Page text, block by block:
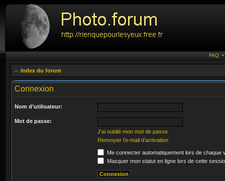
FAQ
Index du forum
Connexion
Nom d’utilisateur:
Mot de passe:
J’ai oublié mon mot de passe
Renvoyer l’e-mail d’activation
Me connecter automatiquement lors de chaque
Masquer mon statut en ligne lors de cette